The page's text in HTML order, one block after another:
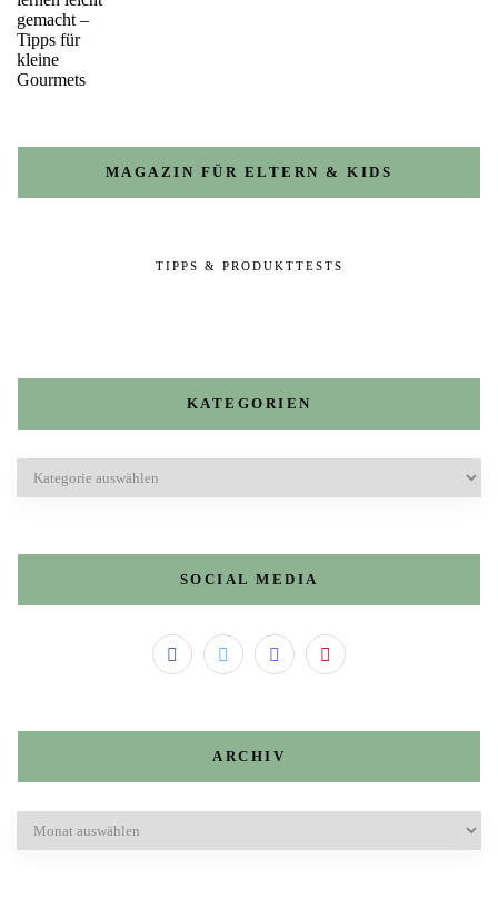
MAGAZIN FÜR ELTERN & KIDS
TIPPS & PRODUKTTESTS
KATEGORIEN
SOCIAL MEDIA
ARCHIV